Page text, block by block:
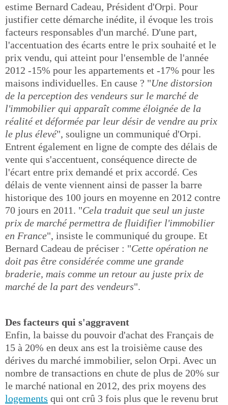
estime Bernard Cadeau, Président d'Orpi. Pour
justifier cette démarche inédite, il évoque les trois
facteurs responsables d'un marché. D'une part,
l'accentuation des écarts entre le prix souhaité et le
prix vendu, qui atteint pour l'ensemble de l'année
2012 -15% pour les appartements et -17% pour les
maisons individuelles. En cause ? "Une distorsion
de la perception des vendeurs sur le marché de
l'immobilier qui apparaît comme éloignée de la
réalité et déformée par leur désir de vendre au prix
le plus élevé", souligne un communiqué d'Orpi.
Entrent également en ligne de compte des délais de
vente qui s'accentuent, conséquence directe de
l'écart entre prix demandé et prix accordé. Ces
délais de vente viennent ainsi de passer la barre
historique des 100 jours en moyenne en 2012 contre
70 jours en 2011. "Cela traduit que seul un juste
prix de marché permettra de fluidifier l'immobilier
en France", insiste le communiqué du groupe. Et
Bernard Cadeau de préciser : "Cette opération ne
doit pas être considérée comme une grande
braderie, mais comme un retour au juste prix de
marché de la part des vendeurs".
Des facteurs qui s'aggravent
Enfin, la baisse du pouvoir d'achat des Français de
15 à 20% en deux ans est la troisième cause des
dérives du marché immobilier, selon Orpi. Avec un
nombre de transactions en chute de plus de 20% sur
le marché national en 2012, des prix moyens des
logements qui ont crû 3 fois plus que le revenu brut